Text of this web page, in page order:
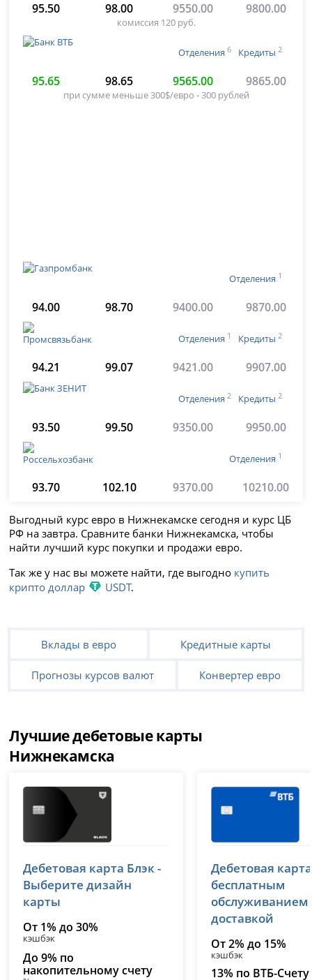
95.50 98.00 9550.00 9800.00
комиссия 120 руб.
Отделения 6 Кредиты 2
95.65 98.65 9565.00 9865.00
при сумме меньше 300$/евро - 300 рублей
Отделения 1
94.00 98.70 9400.00 9870.00
Отделения 1 Кредиты 2
94.21 99.07 9421.00 9907.00
Отделения 2 Кредиты 2
93.50 99.50 9350.00 9950.00
Отделения 1
93.70 102.10 9370.00 10210.00
Выгодный курс евро в Нижнекамске сегодня и курс ЦБ
РФ на завтра. Сравните банки Нижнекамска, чтобы
найти лучший курс покупки и продажи евро.
Так же у нас вы можете найти, где выгодно купить
крипто доллар
USDT.
Вклады в евро Кредитные карты
Прогнозы курсов валют Конвертер евро
Лучшие дебетовые карты
Нижнекамска
лицензия № 2673
Дебетовая карта Блэк -
Выберите дизайн
карты
От 1% до 30%
кэшбэк
До 9% по
накопительному счету
лицензия № 1000
Дебетовая
бесплатным
обслуживанием
доставкой
От 2% до 15%
кэшбэк
13% по ВТБ-Счету